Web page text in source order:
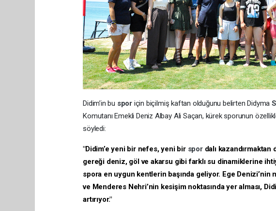
​Didim’in bu spor için biçilmiş kaftan olduğunu belirten Didyma
Komutanı Emekli Deniz Albay Ali Saçan, kürek sporunun
söyledi:
​"Didim’e yeni bir nefes, yeni bir spor dalı
gereği deniz, göl ve akarsu gibi farklı su dinamiklerine
spora en uygun kentlerin başında geliyor. Ege Denizi’nin
ve Menderes Nehri’nin kesişim noktasında yer alması,
artırıyor."